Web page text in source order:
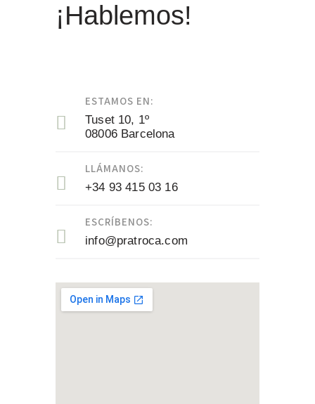
¡Hablemos!
ESTAMOS EN:
Tuset 10, 1º
08006 Barcelona
LLÁMANOS:
+34 93 415 03 16
ESCRÍBENOS:
info@pratroca.com